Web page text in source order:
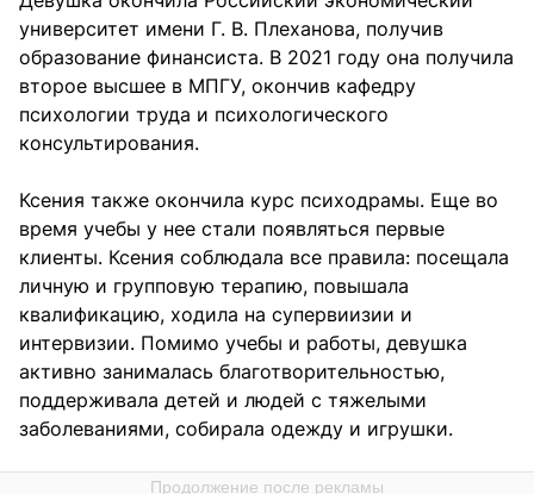
университет имени Г. В. Плеханова, получив
образование финансиста. В 2021 году она получила
второе высшее в МПГУ, окончив кафедру
психологии труда и психологического
консультирования.
Ксения также окончила курс психодрамы. Еще во
время учебы у нее стали появляться первые
клиенты. Ксения соблюдала все правила: посещала
личную и групповую терапию, повышала
квалификацию, ходила на супервиизии и
интервизии. Помимо учебы и работы, девушка
активно занималась благотворительностью,
поддерживала детей и людей с тяжелыми
заболеваниями, собирала одежду и игрушки.